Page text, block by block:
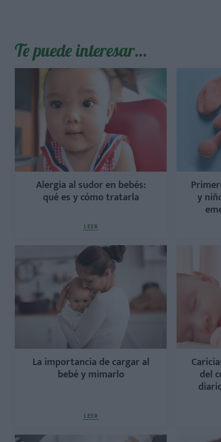
Te puede interesar…
Alergia al sudor en bebés:
qué es y cómo tratarla
LEER
y
La importancia de cargar al
bebé y mimarlo
LEER
del